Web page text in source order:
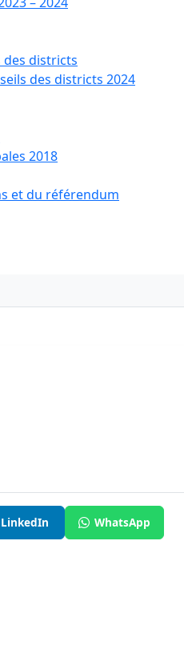
des districts
des districts 2024
2018
et du référendum
LinkedIn WhatsApp